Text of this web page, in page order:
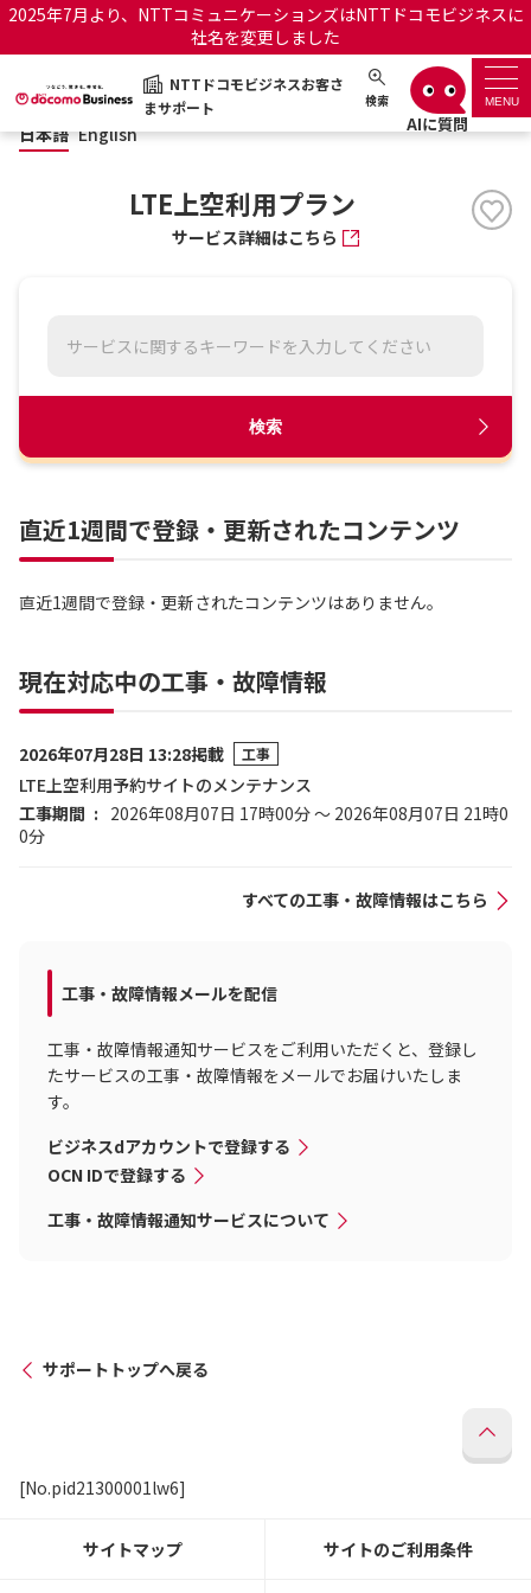
2025年7月より、NTTコミュニケーションズはNTTドコモビジネスに
社名を変更しました
NTTドコモビジネスお客さ
まサポート
検索 MENU
NTTドコモビジネスお客さまサポート 日本語 English
サポートトップ
サービス名から探す
お知らせ サポートサイトの使い方
日本語 English
LTE上空利用プラン
サービス詳細はこちら
検索
直近1週間で登録・更新されたコンテンツ
直近1週間で登録・更新されたコンテンツはありません。
現在対応中の工事・故障情報
2026年07月28日 13:28掲載 工事
LTE上空利用予約サイトのメンテナンス
工事期間
2026年08月07日 17時00分 ～ 2026年08月07日 21時0
0分
すべての工事・故障情報はこちら
工事・故障情報メールを配信
工事・故障情報通知サービスをご利用いただくと、登録し
たサービスの工事・故障情報をメールでお届けいたしま
す。
ビジネスdアカウントで登録する
OCN IDで登録する
工事・故障情報通知サービスについて
サポートトップへ戻る
[No.pid21300001lw6]
サイトマップ サイトのご利用条件